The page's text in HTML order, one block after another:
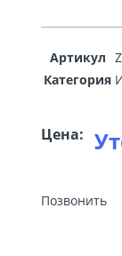
Артикул
Категория
Цена:
Позвонить